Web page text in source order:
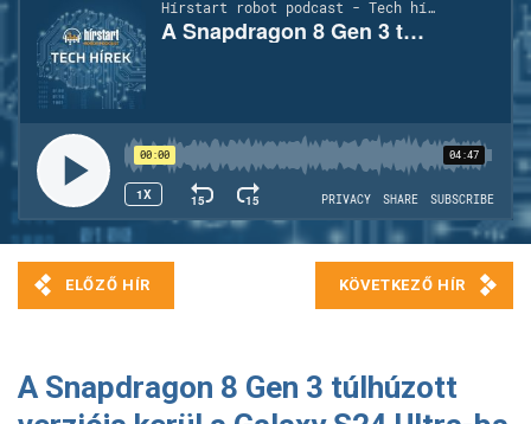
TECH HÍREK
FILM-ZENE-SZÓRAKOZÁS
PLAYLIST
MI AZ A ROBOT PODCAST?
A Snapdragon 8 Gen 3 túlhúzott